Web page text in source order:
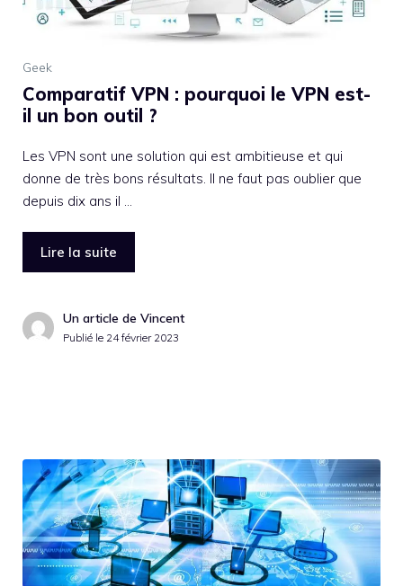
Geek
Comparatif VPN : pourquoi le VPN est-
il un bon outil ?
Les VPN sont une solution qui est ambitieuse et qui
donne de très bons résultats. Il ne faut pas oublier que
depuis dix ans il …
Lire la suite
Un article de Vincent
Publié le 24 février 2023